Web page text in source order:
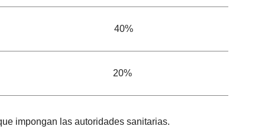
40%
20%
impongan las autoridades sanitarias.